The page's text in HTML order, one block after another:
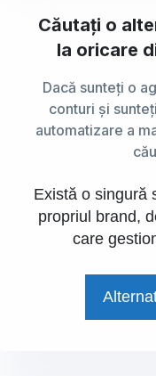
Căutați o
la oricare
Dacă sunteți o
conturi și
automatizare a
Există o singură
propriul brand,
care